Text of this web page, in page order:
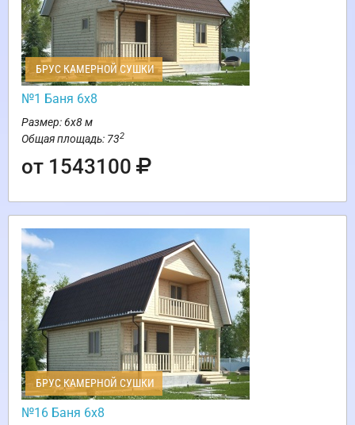
БРУС КАМЕРНОЙ СУШКИ
№1 Баня 6х8
Размер: 6х8 м
Общая площадь: 732
от 1543100
БРУС КАМЕРНОЙ СУШКИ
№16 Баня 6х8